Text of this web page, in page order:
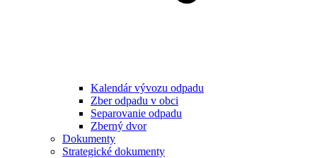
Kalendár vývozu odpadu
Zber odpadu v obci
Separovanie odpadu
Zberný dvor
Dokumenty
Strategické dokumenty